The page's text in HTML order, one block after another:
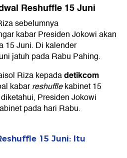
Reshuffle 15 Juni
sebelumnya
kabar Presiden Jokowi akan
15 Juni. Di kalender
jatuh pada Rabu Pahing.
Riza kepadadetikcom
kabarreshufflekabinet 15
Presiden Jokowi
pada hari Rabu.
15 Juni: Itu